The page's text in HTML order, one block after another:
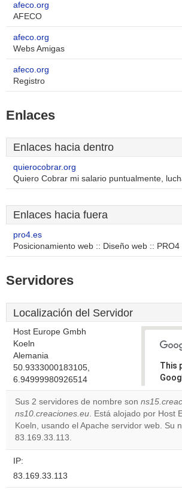
afeco.org
AFECO
afeco.org
Webs Amigas
afeco.org
Registro
Enlaces
Enlaces hacia dentro
quierocobrar.org
Quiero Cobrar mi salario puntualmente,
Enlaces hacia fuera
pro4.es
Posicionamiento web :: Diseño web :: PRO4
Servidores
Localización del Servidor
Host Europe Gmbh
Koeln
Alemania
50.9333000183105,
6.94999980926514
This
Do
Sus 2 servidores de nombre son
ns10.creaciones.eu. Está alojado por Host
Koeln, usando el Apache servidor web. Su
83.169.33.113.
IP:
83.169.33.113